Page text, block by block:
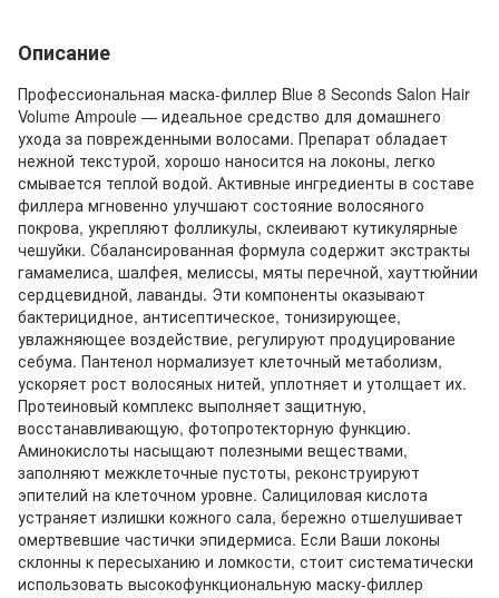
Описание
Профессиональная маска-филлер Blue 8 Seconds Salon Hair
Volume Ampoule — идеальное средство для домашнего
ухода за поврежденными волосами. Препарат обладает
нежной текстурой, хорошо наносится на локоны, легко
смывается теплой водой. Активные ингредиенты в составе
филлера мгновенно улучшают состояние волосяного
покрова, укрепляют фолликулы, склеивают кутикулярные
чешуйки. Сбалансированная формула содержит экстракты
гамамелиса, шалфея, мелиссы, мяты перечной, хауттюйнии
сердцевидной, лаванды. Эти компоненты оказывают
бактерицидное, антисептическое, тонизирующее,
увлажняющее воздействие, регулируют продуцирование
себума. Пантенол нормализует клеточный метаболизм,
ускоряет рост волосяных нитей, уплотняет и утолщает их.
Протеиновый комплекс выполняет защитную,
восстанавливающую, фотопротекторную функцию.
Аминокислоты насыщают полезными веществами,
заполняют межклеточные пустоты, реконструируют
эпителий на клеточном уровне. Салициловая кислота
устраняет излишки кожного сала, бережно отшелушивает
омертвевшие частички эпидермиса. Если Ваши локоны
склонны к пересыханию и ломкости, стоит систематически
использовать высокофункциональную маску-филлер